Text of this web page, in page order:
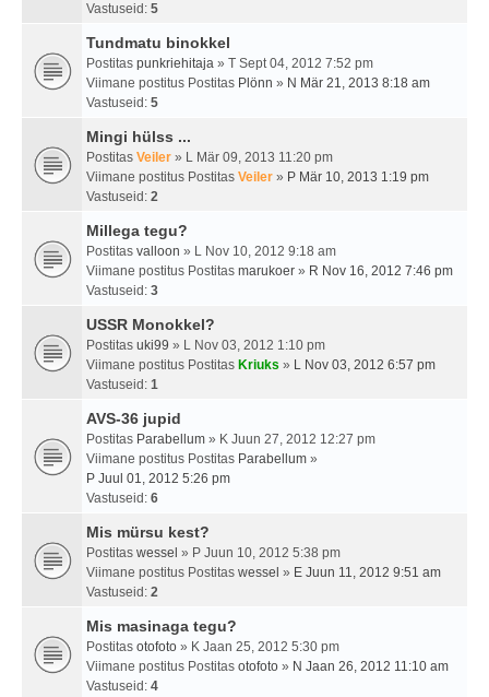
Vastuseid: 5
Tundmatu binokkel
Postitas punkriehitaja » T Sept 04, 2012 7:52 pm
Viimane postitus Postitas Plönn » N Mär 21, 2013 8:18 am
Vastuseid: 5
Mingi hülss ...
Postitas Veiler » L Mär 09, 2013 11:20 pm
Viimane postitus Postitas Veiler » P Mär 10, 2013 1:19 pm
Vastuseid: 2
Millega tegu?
Postitas valloon » L Nov 10, 2012 9:18 am
Viimane postitus Postitas marukoer » R Nov 16, 2012 7:46 pm
Vastuseid: 3
USSR Monokkel?
Postitas uki99 » L Nov 03, 2012 1:10 pm
Viimane postitus Postitas Kriuks » L Nov 03, 2012 6:57 pm
Vastuseid: 1
AVS-36 jupid
Postitas Parabellum » K Juun 27, 2012 12:27 pm
Viimane postitus Postitas Parabellum »
P Juul 01, 2012 5:26 pm
Vastuseid: 6
Mis mürsu kest?
Postitas wessel » P Juun 10, 2012 5:38 pm
Viimane postitus Postitas wessel » E Juun 11, 2012 9:51 am
Vastuseid: 2
Mis masinaga tegu?
Postitas otofoto » K Jaan 25, 2012 5:30 pm
Viimane postitus Postitas otofoto » N Jaan 26, 2012 11:10 am
Vastuseid: 4